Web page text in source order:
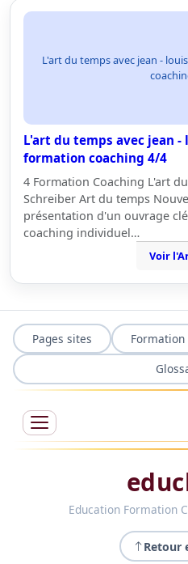
L'art du temps avec jean -
L'art du temps avec jean
formation coaching 4/4
4 Formation Coaching L'art
Schreiber Art du temps
présentation d'un ouvrage
coaching individuel…
Voir
Pages sites Formation
Education Formation
Retour